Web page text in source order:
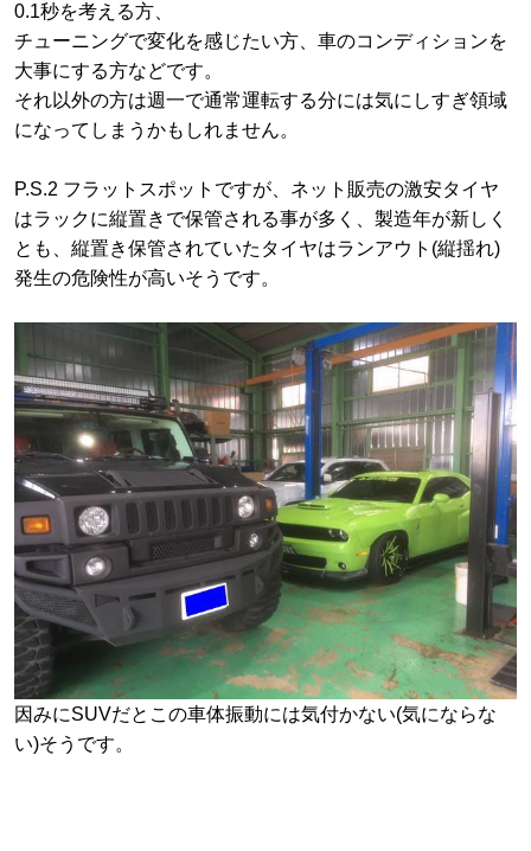
0.1秒を考える方、
チューニングで変化を感じたい方、車のコンディションを
大事にする方などです。
それ以外の方は週一で通常運転する分には気にしすぎ領域
になってしまうかもしれません。
P.S.2 フラットスポットですが、ネット販売の激安タイヤ
はラックに縦置きで保管される事が多く、製造年が新しく
とも、縦置き保管されていたタイヤはランアウト(縦揺れ)
発生の危険性が高いそうです。
因みにSUVだとこの車体振動には気付かない(気にならな
い)そうです。